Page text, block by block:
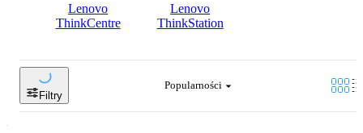
Lenovo
ThinkCentre
Lenovo
ThinkStation
Filtry
Popularności